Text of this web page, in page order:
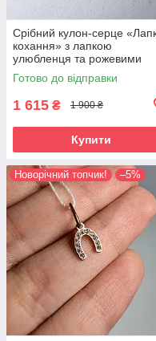
Срібний кулон-серце
кохання» з лапкою
улюбленця та рожевими
фіанітами, 925 проба
Готово до відправки
1 615 ₴ 1 900 ₴
Купити
Новорічний топчик! –5%